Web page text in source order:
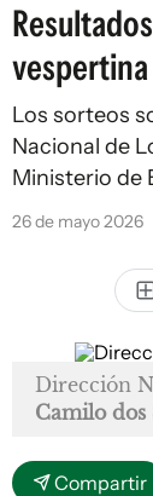
vespertina
Los sorteos
Nacional de
Ministerio de
26 de mayo 2026
Dirección
Camilo dos
Compartir